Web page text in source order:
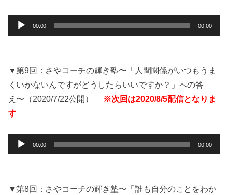
ー
ヤ
ー
00:00 00:00
▼第9回：さやコーチの輝き塾〜「人間関係がいつもうま
くいかないんですがどうしたらいいですか？」への答
え〜（2020/7/22公開） ※次回は2020/8/5配信となりま
す
ー
00:00 00:00
▼第8回：さやコーチの輝き塾〜「誰も自分のことをわか